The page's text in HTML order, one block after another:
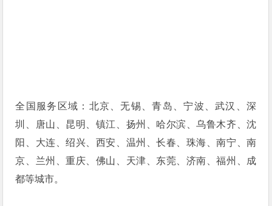
全国服务区域：北京、无锡、青岛、宁波、武汉、深
圳、唐山、昆明、镇江、扬州、哈尔滨、乌鲁木齐、沈
阳、大连、绍兴、西安、温州、长春、珠海、南宁、南
京、兰州、重庆、佛山、天津、东莞、济南、福州、成
都等城市。